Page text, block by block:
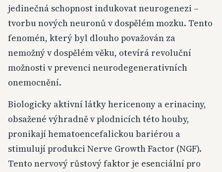
jedinečná schopnost indukovat neurogenezi –
tvorbu nových neuronů v dospělém mozku. Tento
fenomén, který byl dlouho považován za
nemožný v dospělém věku, otevírá revoluční
možnosti v prevenci neurodegenerativních
onemocnění.
Biologicky aktivní látky hericenony a erinaciny,
obsažené výhradně v plodnicích této houby,
pronikají hematoencefalickou bariérou a
stimulují produkci Nerve Growth Factor (NGF).
Tento nervový růstový faktor je esenciální pro